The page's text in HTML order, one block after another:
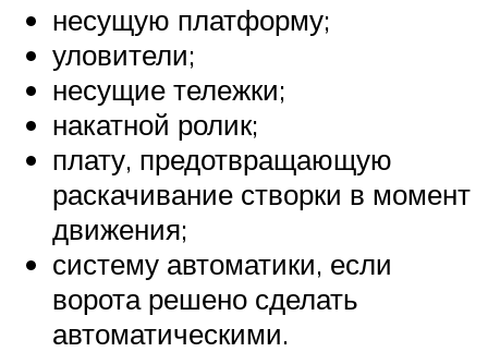
несущую платформу;
уловители;
несущие тележки;
накатной ролик;
плату, предотвращающую
раскачивание створки в момент
движения;
систему автоматики, если
ворота решено сделать
автоматическими.